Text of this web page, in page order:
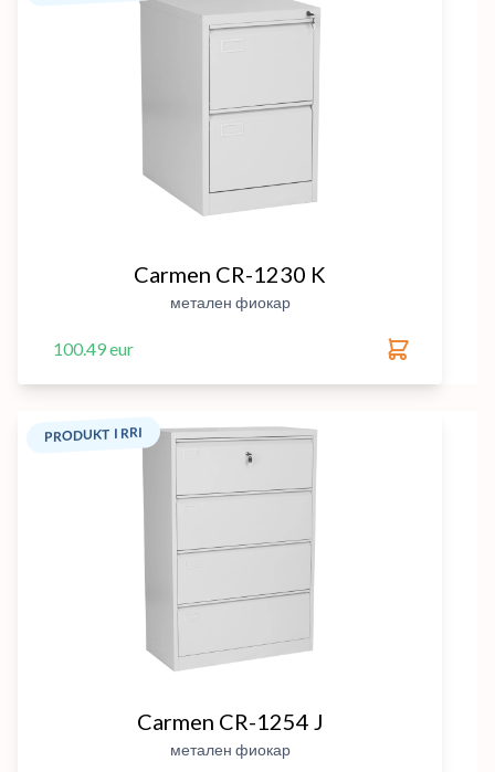
Carmen CR-1230 K
метален фиокар
100.49 eur
PRODUKT I RRI
Carmen CR-1254 J
метален фиокар